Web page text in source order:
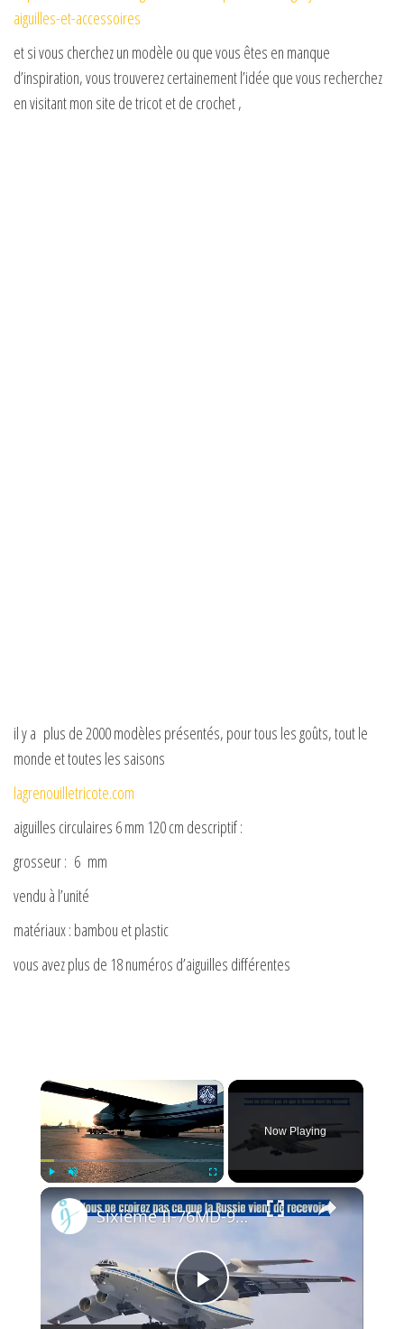
aiguilles-et-accessoires
et si vous cherchez un modèle ou que vous êtes en manque
d’inspiration, vous trouverez certainement l’idée que vous recherchez
en visitant mon site de tricot et de crochet ,
il y a plus de 2000 modèles présentés, pour tous les goûts, tout le
monde et toutes les saisons
lagrenouilletricote.com
aiguilles circulaires 6 mm 120 cm descriptif :
grosseur : 6 mm
vendu à l’unité
matériaux : bambou et plastic
vous avez plus de 18 numéros d’aiguilles différentes
×
Fullscreen
Now Playing
×
P
Sixième Il-76MD-90A livré : Ce que cela signifie pour les forces aérospatiales russes !